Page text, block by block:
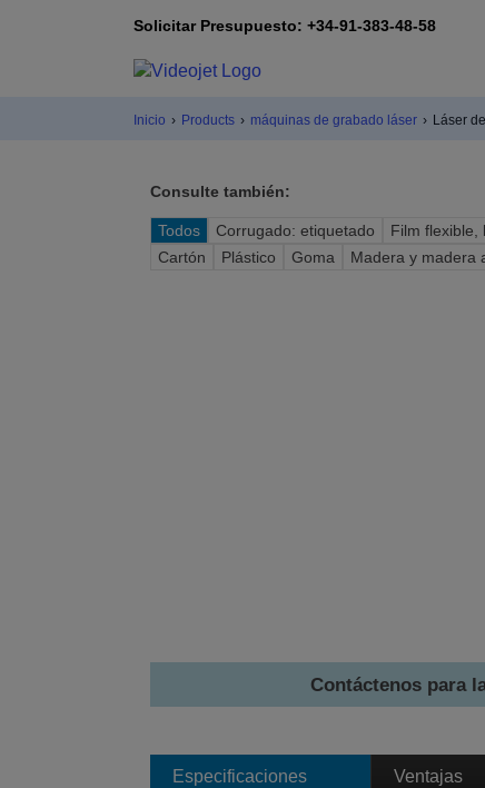
Solicitar Presupuesto: +34-91-383-48-58
Inicio › Products › máquinas de grabado láser › Láser
Consulte también:
Todos Corrugado: etiquetado Film flexible,
Cartón
Plástico Goma Madera y madera
Contáctenos para
Especificaciones Ventajas